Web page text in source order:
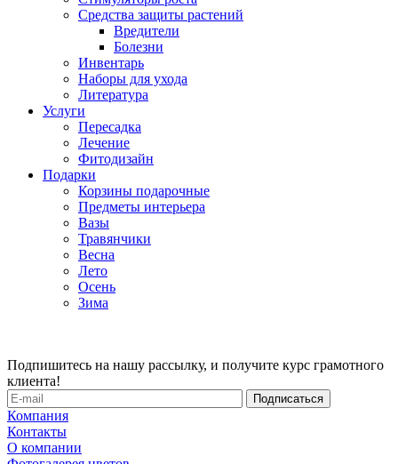
Средства защиты растений
Вредители
Болезни
Инвентарь
Наборы для ухода
Литература
Услуги
Пересадка
Лечение
Фитодизайн
Подарки
Корзины подарочные
Предметы интерьера
Вазы
Травянчики
Весна
Лето
Осень
Зима
Подпишитесь на нашу рассылку, и получите курс грамотного
клиента!
Компания
Контакты
О компании